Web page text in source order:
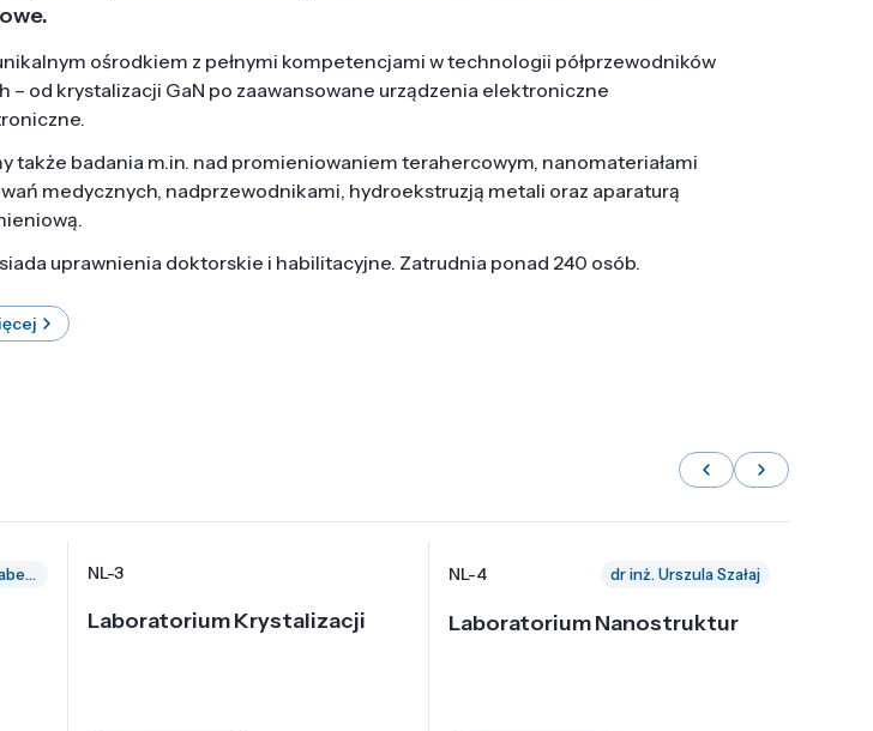
ośrodkiem z pełnymi kompetencjami w technologii półprzewodników
– od krystalizacji GaN po zaawansowane urządzenia elektroniczne
także badania m.in. nad promieniowaniem terahercowym, nanomateriałami
medycznych, nadprzewodnikami, hydroekstruzją metali oraz aparaturą
uprawnienia doktorskie i habilitacyjne. Zatrudnia ponad 240 osób.
prof. dr hab., czł. koresp. PAN Izabella Grzegory NL-3
Laboratorium Krystalizacji
NL-4 dr inż. Urszula Szałaj
Laboratorium Nanostruktur